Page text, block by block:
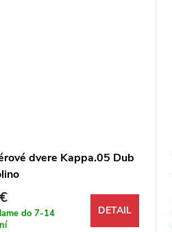
dvere Kappa.05 Dub
do 7-14
DETAIL